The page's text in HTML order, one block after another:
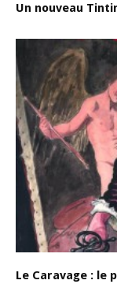
Un nouveau
Le Caravage : le